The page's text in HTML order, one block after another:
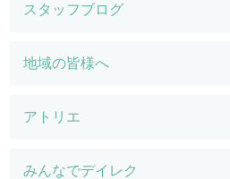
スタッフブログ
地域の皆様へ
アトリエ
みんなでデイレク